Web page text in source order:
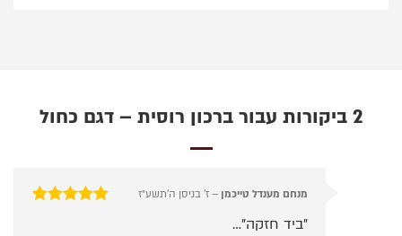
2 ביקורות עבור ברכון רוסית – דגם כחול
מנחם מענדל טייכמן –ז׳ בניסן ה׳תשע״ז
"ביד חזקה"…